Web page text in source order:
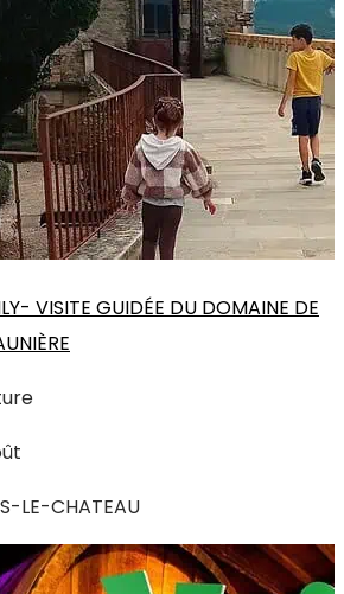
VISITE GUIDÉE DU DOMAINE DE
LE-CHATEAU